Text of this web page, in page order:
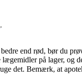
.
end rød, bør du
på lager, og
det. Bemærk, at